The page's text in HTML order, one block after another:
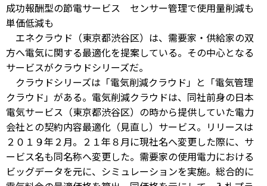
成功報酬型の節電サービス センサー管理で使用量削減も
単価低減も
エネクラウド（東京都渋谷区）は、需要家・供給家の双
方へ電気に関する最適化を提案している。その中心となる
サービスがクラウドシリーズだ。
クラウドシリーズは「電気削減クラウド」と「電気管理
クラウド」がある。電気削減クラウドは、同社前身の日本
電気サービス（東京都渋谷区）の時から提供していた電力
会社との契約内容最適化（見直し）サービス。リリースは
２０１９年２月。２１年８月に現社名へ変更した際に、サ
ービス名も同名称へ変更した。需要家の使用電力における
ビッグデータを元に、シミュレーションを実施。総合的に